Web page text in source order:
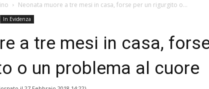
Neonata muore a tre mesi in casa, forse per un rigurgito o...
In Evidenza
a tre mesi in casa,
o un problema al cuore